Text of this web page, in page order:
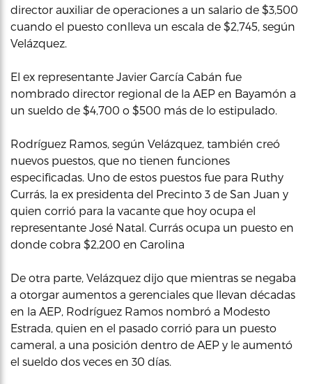
director auxiliar de operaciones a un salario de $3,500
cuando el puesto conlleva un escala de $2,745, según
Velázquez.
El ex representante Javier García Cabán fue
nombrado director regional de la AEP en Bayamón a
un sueldo de $4,700 o $500 más de lo estipulado.
Rodríguez Ramos, según Velázquez, también creó
nuevos puestos, que no tienen funciones
especificadas. Uno de estos puestos fue para Ruthy
Currás, la ex presidenta del Precinto 3 de San Juan y
quien corrió para la vacante que hoy ocupa el
representante José Natal. Currás ocupa un puesto en
donde cobra $2,200 en Carolina
De otra parte, Velázquez dijo que mientras se negaba
a otorgar aumentos a gerenciales que llevan décadas
en la AEP, Rodríguez Ramos nombró a Modesto
Estrada, quien en el pasado corrió para un puesto
cameral, a una posición dentro de AEP y le aumentó
el sueldo dos veces en 30 días.